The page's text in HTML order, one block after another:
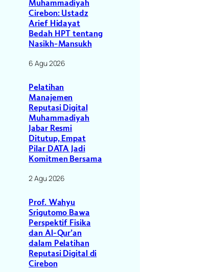
Muhammadiyah
Cirebon: Ustadz
Arief Hidayat
Bedah HPT tentang
Nasikh-Mansukh
6 Agu 2026
Pelatihan
Manajemen
Reputasi Digital
Muhammadiyah
Jabar Resmi
Ditutup, Empat
Pilar DATA Jadi
Komitmen Bersama
2 Agu 2026
Prof. Wahyu
Srigutomo Bawa
Perspektif Fisika
dan Al-Qur’an
dalam Pelatihan
Reputasi Digital di
Cirebon